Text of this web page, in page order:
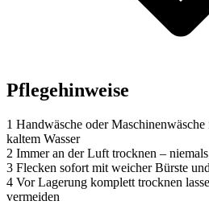
Pflegehinweise
1 Handwäsche oder
kaltem Wasser
2 Immer an der Luft trocknen –
3 Flecken sofort mit weicher Bürste
4 Vor Lagerung komplett trocknen
vermeiden